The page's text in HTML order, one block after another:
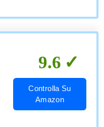
9.6
Controlla Su
Amazon